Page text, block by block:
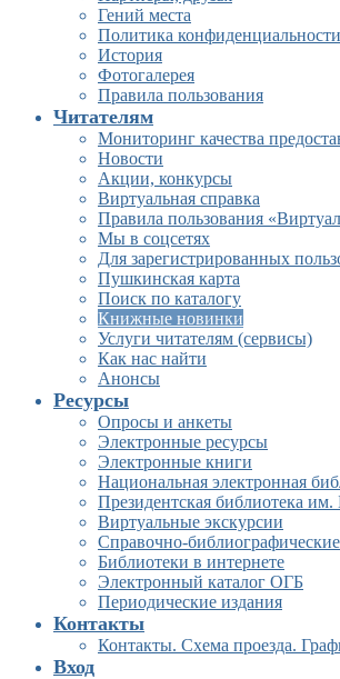
Гений места
Политика конфиденциальности
История
Фотогалерея
Правила пользования
Читателям
Мониторинг качества
Новости
Акции, конкурсы
Виртуальная справка
Правила пользования
Мы в соцсетях
Для зарегистрированных
Пушкинская карта
Поиск по каталогу
Книжные новинки
Услуги читателям (сервисы)
Как нас найти
Анонсы
Ресурсы
Опросы и анкеты
Электронные ресурсы
Электронные книги
Национальная электронная
Президентская библиотека
Виртуальные экскурсии
Справочно-
Библиотеки в интернете
Электронный каталог ОГБ
Периодические издания
Контакты
Контакты. Схема проезда.
Вход